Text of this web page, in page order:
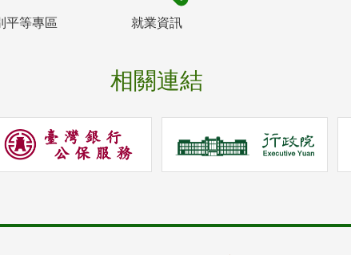
平等專區 就業資訊
相關連結